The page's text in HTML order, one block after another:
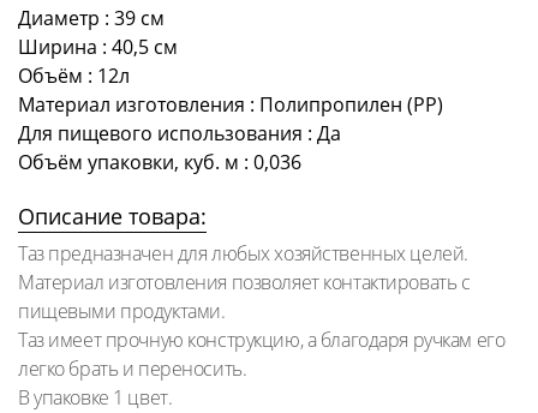
Диаметр : 39 см
Ширина : 40,5 см
Объём : 12л
Материал изготовления : Полипропилен (PP)
Для пищевого использования : Да
Объём упаковки, куб. м : 0,036
Описание товара:
Таз предназначен для любых хозяйственных целей.
Материал изготовления позволяет контактировать с
пищевыми продуктами.
Таз имеет прочную конструкцию, а благодаря ручкам его
легко брать и переносить.
В упаковке 1 цвет.